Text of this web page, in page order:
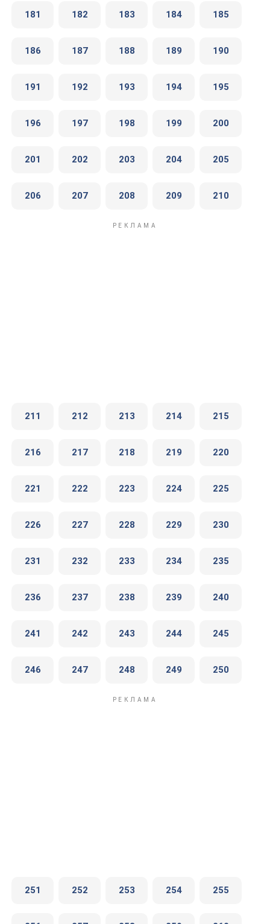
181 182 183 184 185
186 187 188 189 190
191 192 193 194 195
196 197 198 199 200
201 202 203 204 205
206 207 208 209 210
211 212 213 214 215
216 217 218 219 220
221 222 223 224 225
226 227 228 229 230
231 232 233 234 235
236 237 238 239 240
241 242 243 244 245
246 247 248 249 250
251 252 253 254 255